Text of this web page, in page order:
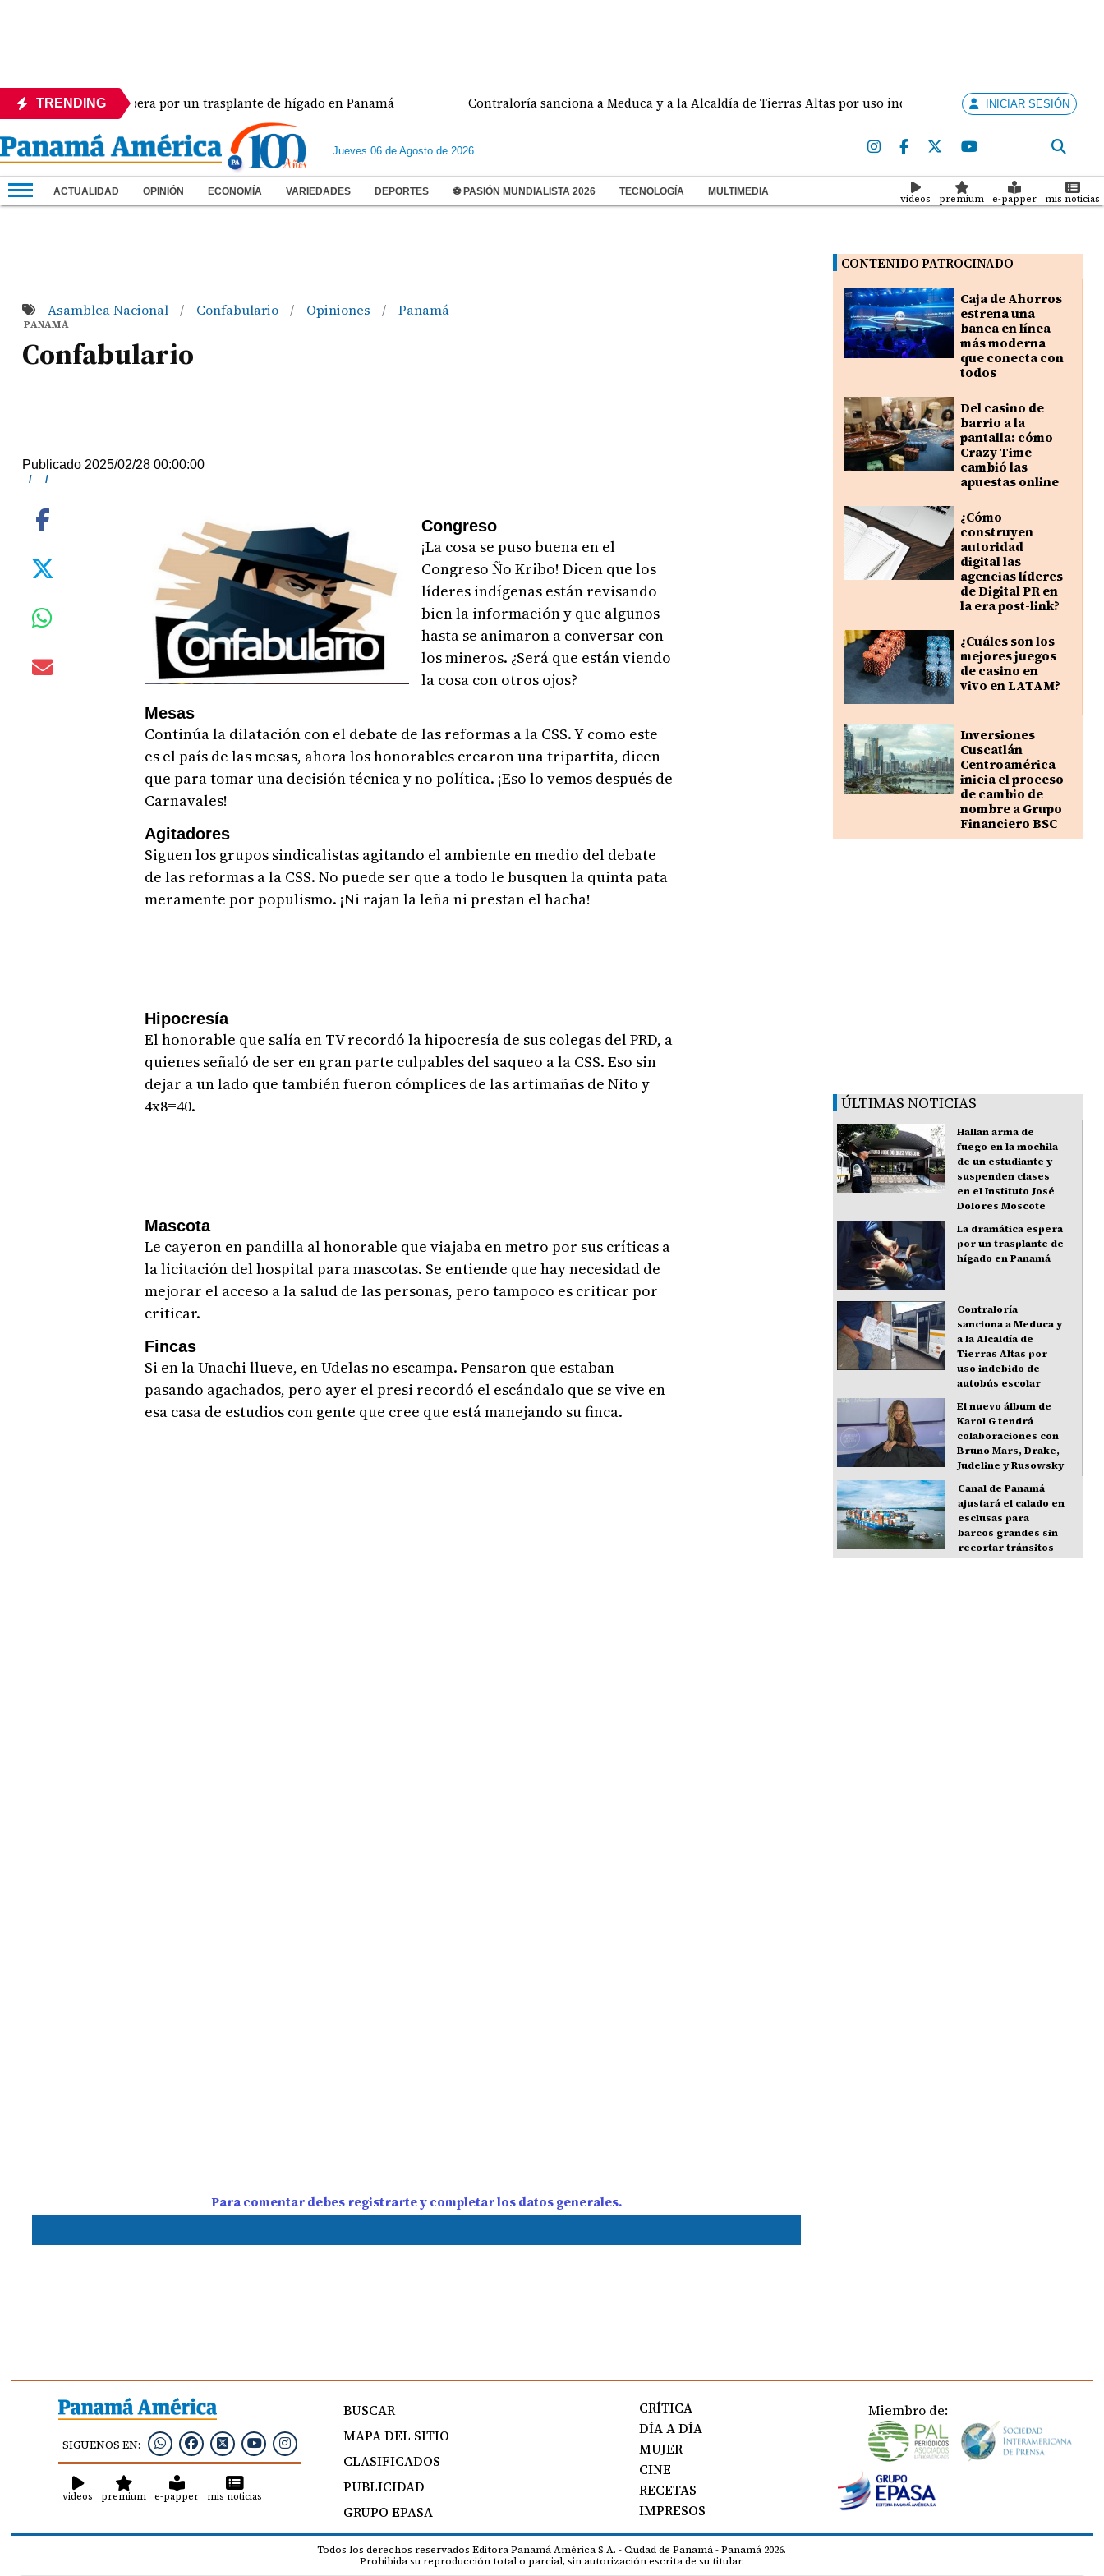
TRENDING
La dramática espera por un trasplante de hígado en Panamá Contraloría sanciona a Meduca y a la Alcaldía de Tierras Altas por uso indebido de autobús escolarINICIAR SESIÓN
Jueves 06 de Agosto de 2026
ACTUALIDAD OPINIÓN ECONOMÍA VARIEDADES DEPORTES ⚽ PASIÓN MUNDIALISTA 2026 TECNOLOGÍA MULTIMEDIA
videos premium e-papper mis noticias
Asamblea Nacional / Confabulario / Opiniones / Panamá
PANAMÁ
Confabulario
Publicado 2025/02/28 00:00:00
/ /
Congreso
¡La cosa se puso buena en el
Congreso Ño Kribo! Dicen que los
líderes indígenas están revisando
bien la información y que algunos
hasta se animaron a conversar con
los mineros. ¿Será que están viendo
la cosa con otros ojos?
Mesas
Continúa la dilatación con el debate de las reformas a la CSS. Y como este
es el país de las mesas, ahora los honorables crearon una tripartita, dicen
que para tomar una decisión técnica y no política. ¡Eso lo vemos después de
Carnavales!
Agitadores
Siguen los grupos sindicalistas agitando el ambiente en medio del debate
de las reformas a la CSS. No puede ser que a todo le busquen la quinta pata
meramente por populismo. ¡Ni rajan la leña ni prestan el hacha!
Hipocresía
El honorable que salía en TV recordó la hipocresía de sus colegas del PRD, a
quienes señaló de ser en gran parte culpables del saqueo a la CSS. Eso sin
dejar a un lado que también fueron cómplices de las artimañas de Nito y
4x8=40.
Mascota
Le cayeron en pandilla al honorable que viajaba en metro por sus críticas a
la licitación del hospital para mascotas. Se entiende que hay necesidad de
mejorar el acceso a la salud de las personas, pero tampoco es criticar por
criticar.
Fincas
Si en la Unachi llueve, en Udelas no escampa. Pensaron que estaban
pasando agachados, pero ayer el presi recordó el escándalo que se vive en
esa casa de estudios con gente que cree que está manejando su finca.
Para comentar debes registrarte y completar los datos generales.
CONTENIDO PATROCINADO
Caja de Ahorros
estrena una
banca en línea
más moderna
que conecta con
todos
Del casino de
barrio a la
pantalla: cómo
Crazy Time
cambió las
apuestas online
¿Cómo
construyen
autoridad
digital las
agencias líderes
de Digital PR en
la era post-link?
¿Cuáles son los
mejores juegos
de casino en
vivo en LATAM?
Inversiones
Cuscatlán
Centroamérica
inicia el proceso
de cambio de
nombre a Grupo
Financiero BSC
ÚLTIMAS NOTICIAS
Hallan arma de
fuego en la mochila
de un estudiante y
suspenden clases
en el Instituto José
Dolores Moscote
La dramática espera
por un trasplante de
hígado en Panamá
Contraloría
sanciona a Meduca y
a la Alcaldía de
Tierras Altas por
uso indebido de
autobús escolar
El nuevo álbum de
Karol G tendrá
colaboraciones con
Bruno Mars, Drake,
Judeline y Rusowsky
Canal de Panamá
ajustará el calado en
esclusas para
barcos grandes sin
recortar tránsitos
SIGUENOS EN:
videos premium e-papper mis noticias
BUSCAR
MAPA DEL SITIO
CLASIFICADOS
PUBLICIDAD
GRUPO EPASA
CRÍTICA
DÍA A DÍA
MUJER
CINE
RECETAS
IMPRESOS
Miembro de:
Todos los derechos reservados Editora Panamá América S.A. - Ciudad de Panamá - Panamá 2026.
Prohibida su reproducción total o parcial, sin autorización escrita de su titular.